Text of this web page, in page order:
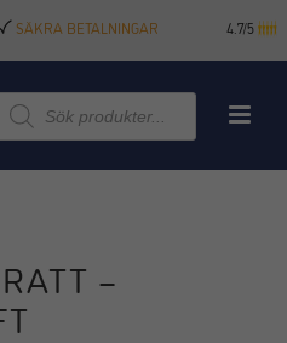
SÄKRA BETALNINGAR 4.7/5
–